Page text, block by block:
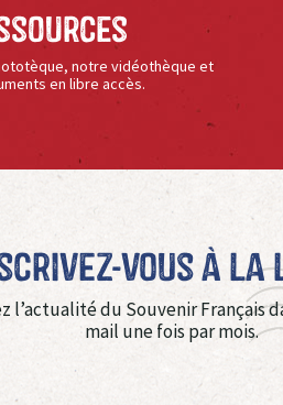
notre vidéothèque et
en libre accès.
vous à
l’actualité du Souvenir Français
mail une fois par mois.